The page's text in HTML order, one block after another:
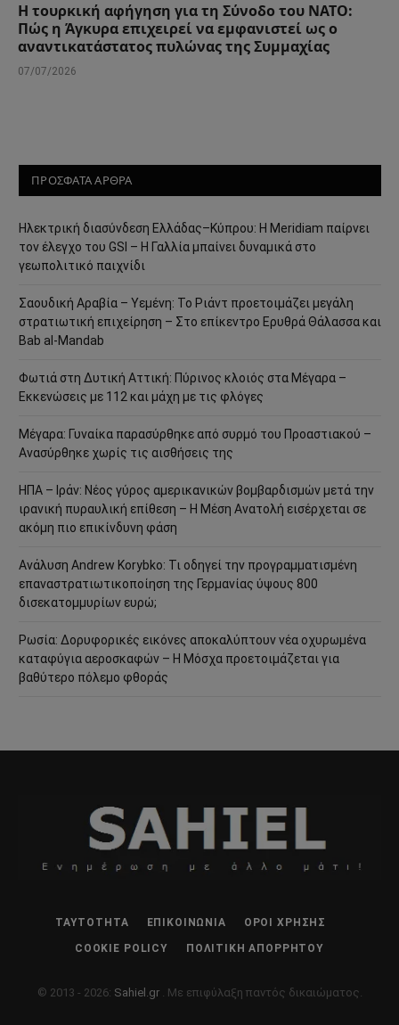
Η τουρκική αφήγηση για τη Σύνοδο του ΝΑΤΟ:
Πώς η Άγκυρα επιχειρεί να εμφανιστεί ως ο
αναντικατάστατος πυλώνας της Συμμαχίας
07/07/2026
ΠΡΟΣΦΑΤΑ ΑΡΘΡΑ
Ηλεκτρική διασύνδεση Ελλάδας–Κύπρου: Η Meridiam παίρνει
τον έλεγχο του GSI – Η Γαλλία μπαίνει δυναμικά στο
γεωπολιτικό παιχνίδι
Σαουδική Αραβία – Υεμένη: Το Ριάντ προετοιμάζει μεγάλη
στρατιωτική επιχείρηση – Στο επίκεντρο Ερυθρά Θάλασσα και
Bab al-Mandab
Φωτιά στη Δυτική Αττική: Πύρινος κλοιός στα Μέγαρα –
Εκκενώσεις με 112 και μάχη με τις φλόγες
Μέγαρα: Γυναίκα παρασύρθηκε από συρμό του Προαστιακού –
Ανασύρθηκε χωρίς τις αισθήσεις της
ΗΠΑ – Ιράν: Νέος γύρος αμερικανικών βομβαρδισμών μετά την
ιρανική πυραυλική επίθεση – Η Μέση Ανατολή εισέρχεται σε
ακόμη πιο επικίνδυνη φάση
Ανάλυση Andrew Korybko: Τι οδηγεί την προγραμματισμένη
επαναστρατιωτικοποίηση της Γερμανίας ύψους 800
δισεκατομμυρίων ευρώ;
Ρωσία: Δορυφορικές εικόνες αποκαλύπτουν νέα οχυρωμένα
καταφύγια αεροσκαφών – Η Μόσχα προετοιμάζεται για
βαθύτερο πόλεμο φθοράς
ΤΑΥΤΌΤΗΤΑ ΕΠΙΚΟΙΝΩΝΊΑ ΌΡΟΙ ΧΡΉΣΗΣ
COOKIE POLICY ΠΟΛΙΤΙΚΉ ΑΠΟΡΡΉΤΟΥ
© 2013 - 2026: Sahiel.gr . Με επιφύλαξη παντός δικαιώματος.